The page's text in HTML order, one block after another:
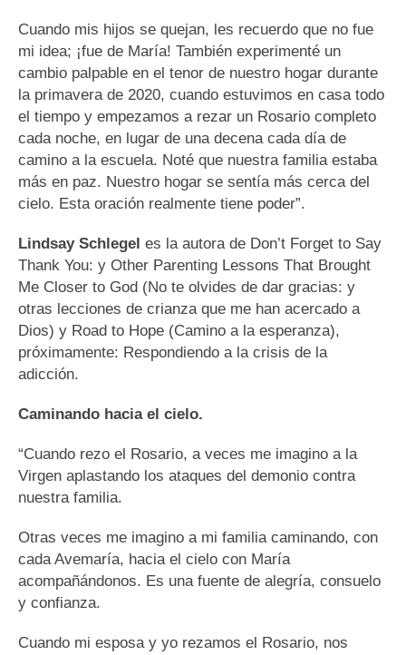
Cuando mis hijos se quejan, les recuerdo que no fue
mi idea; ¡fue de María! También experimenté un
cambio palpable en el tenor de nuestro hogar durante
la primavera de 2020, cuando estuvimos en casa todo
el tiempo y empezamos a rezar un Rosario completo
cada noche, en lugar de una decena cada día de
camino a la escuela. Noté que nuestra familia estaba
más en paz. Nuestro hogar se sentía más cerca del
cielo. Esta oración realmente tiene poder”.
Lindsay Schlegel es la autora de Don’t Forget to Say
Thank You: y Other Parenting Lessons That Brought
Me Closer to God (No te olvides de dar gracias: y
otras lecciones de crianza que me han acercado a
Dios) y Road to Hope (Camino a la esperanza),
próximamente: Respondiendo a la crisis de la
adicción.
Caminando hacia el cielo.
“Cuando rezo el Rosario, a veces me imagino a la
Virgen aplastando los ataques del demonio contra
nuestra familia.
Otras veces me imagino a mi familia caminando, con
cada Avemaría, hacia el cielo con María
acompañándonos. Es una fuente de alegría, consuelo
y confianza.
Cuando mi esposa y yo rezamos el Rosario, nos